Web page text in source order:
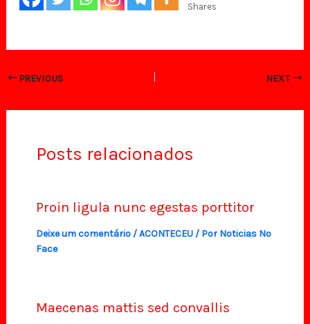
Shares
PREVIOUS NEXT
Posts relacionados
Proin ligula nunc egestas porttitor
Deixe um comentário /ACONTECEU/ Por Noticias No
Face
Maecenas mattis sed convallis